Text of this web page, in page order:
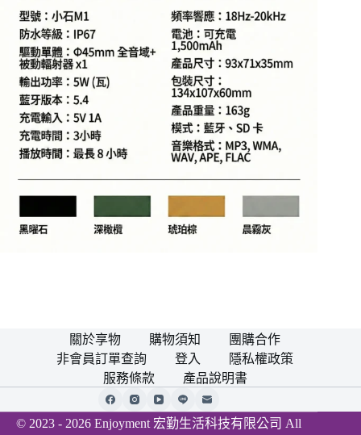
關於享物 購物須知
團購合作
非會員訂單查詢
登入
隱私權政策
服務條款
產品說明書
© 2023 - 2026 Enjoyment 宏勤生活科技有限公司 All